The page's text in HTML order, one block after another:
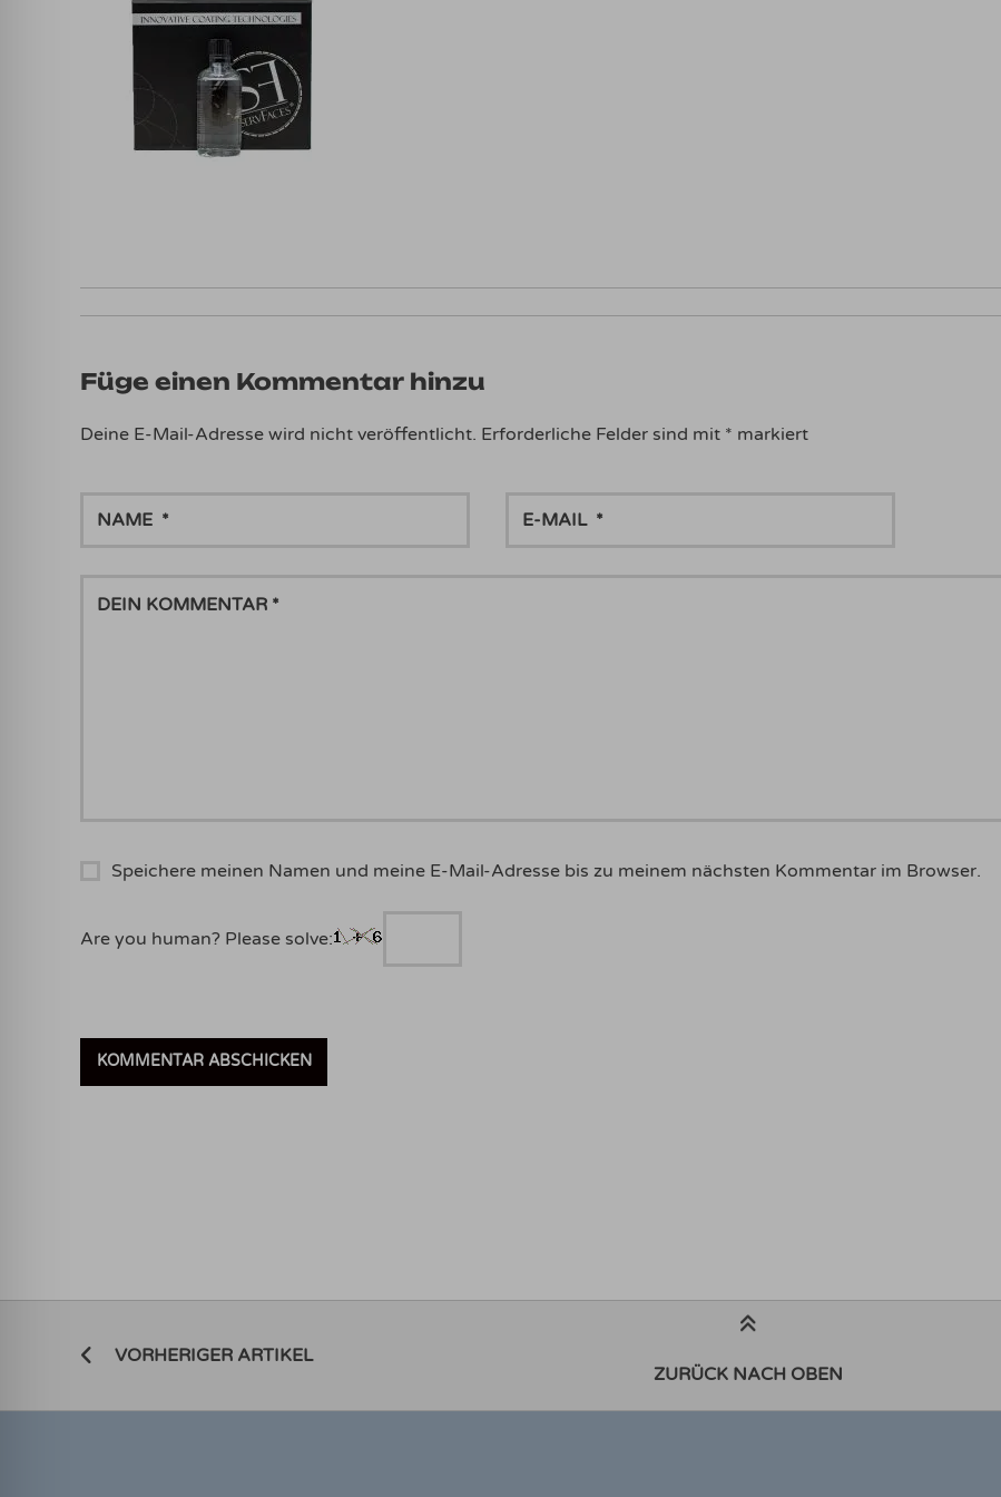
Füge einen Kommentar hinzu
Deine E-Mail-Adresse wird nicht veröffentlicht. Erforderliche Felder sind mit * markiert
MAIL
KOMMENTAR
Speichere meinen Namen und meine E-Mail-Adresse bis zu meinem nächsten Kommentar im Browser.
Are you human? Please solve:
VORHERIGER ARTIKEL
ZURÜCK NACH OBEN